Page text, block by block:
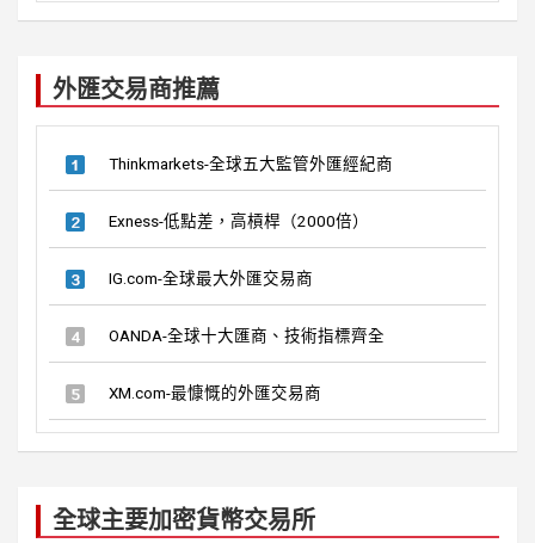
外匯交易商推薦
Thinkmarkets-全球五大監管外匯經紀商
Exness-低點差，高槓桿（2000倍）
IG.com-全球最大外匯交易商
OANDA-全球十大匯商、技術指標齊全
XM.com-最慷慨的外匯交易商
全球主要加密貨幣交易所